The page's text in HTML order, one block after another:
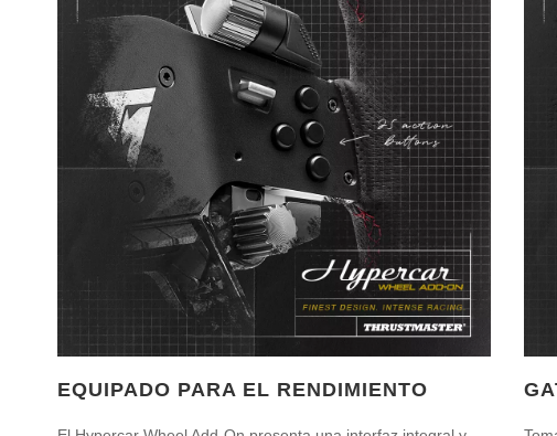
EQUIPADO PARA EL RENDIMIENTO